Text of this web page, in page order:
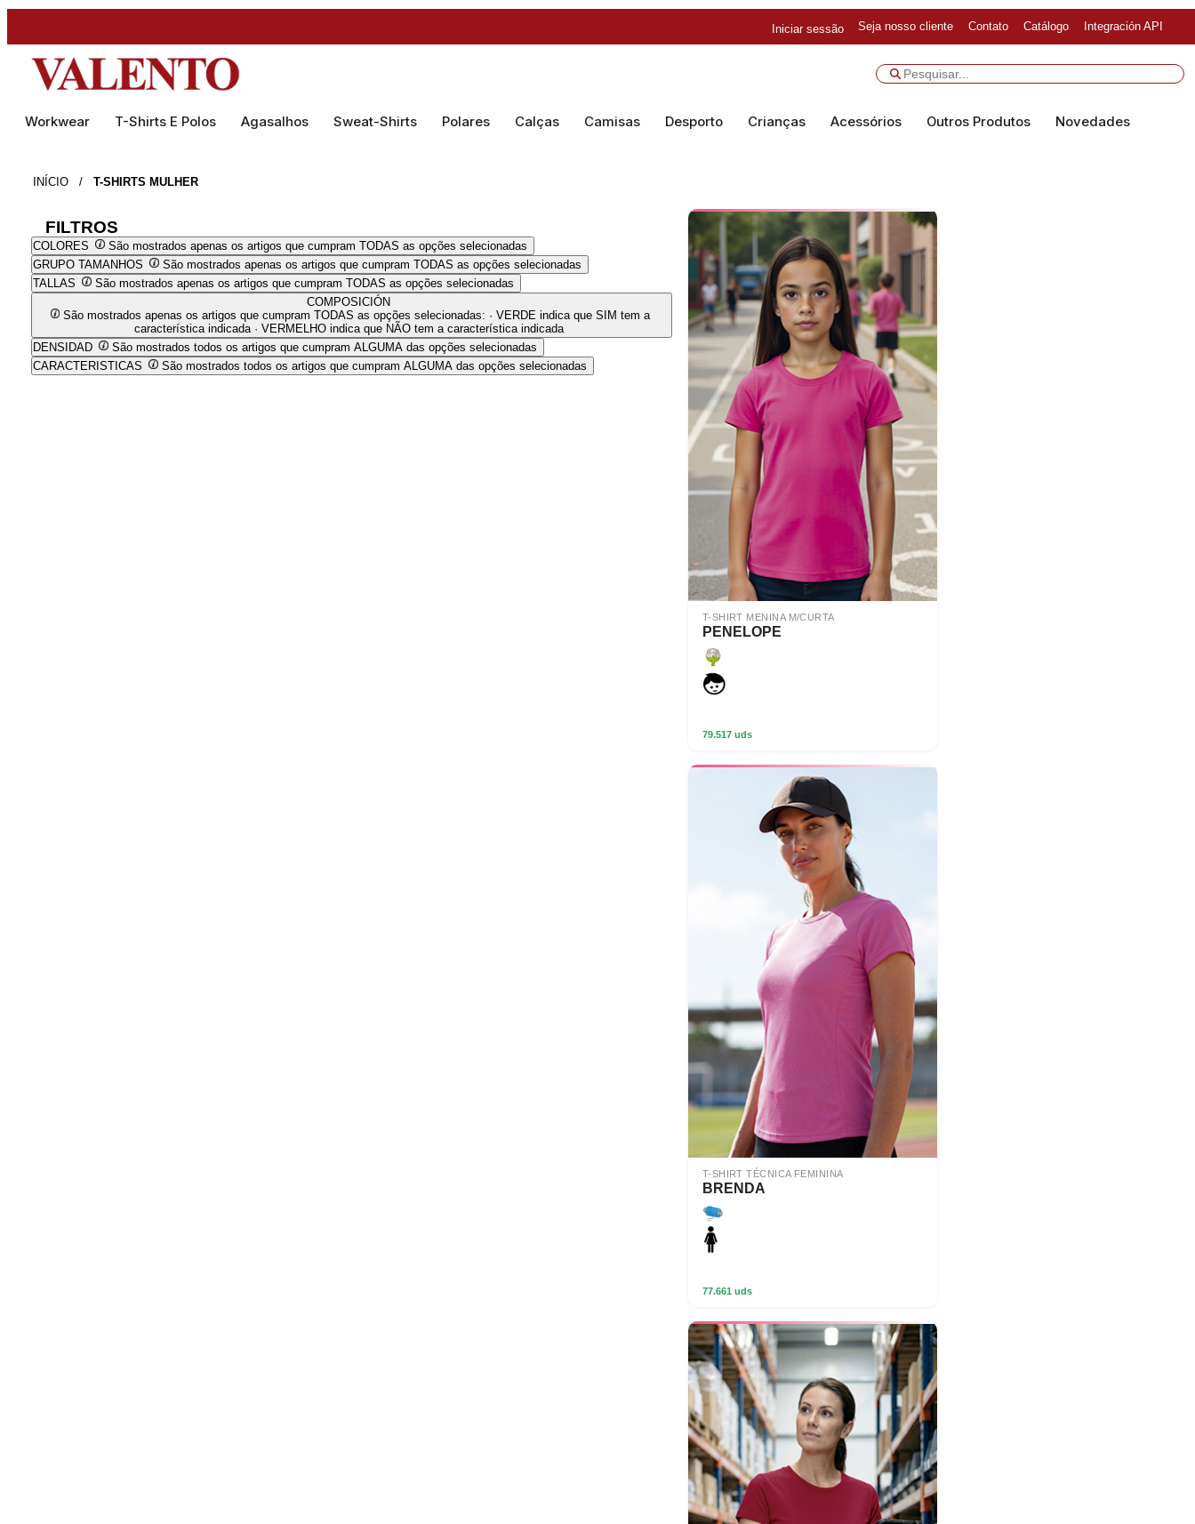
Iniciar sessão Seja nosso cliente Contato Catálogo Integración API
Workwear T-Shirts E Polos Agasalhos Sweat-Shirts Polares Calças Camisas Desporto Crianças Acessórios Outros Produtos Novedades
INÍCIO / T-SHIRTS MULHER
FILTROS
COLORES
São mostrados apenas os artigos que cumpram TODAS as opções selecionadas
GRUPO TAMANHOS
São mostrados apenas os artigos que cumpram TODAS as opções selecionadas
TALLAS
São mostrados apenas os artigos que cumpram TODAS as opções selecionadas
COMPOSICIÓN
São mostrados apenas os artigos que cumpram TODAS as opções selecionadas: · VERDE indica que SIM tem a
característica indicada · VERMELHO indica que NÃO tem a característica indicada
DENSIDAD
São mostrados todos os artigos que cumpram ALGUMA das opções selecionadas
CARACTERISTICAS
São mostrados todos os artigos que cumpram ALGUMA das opções selecionadas
T-SHIRT MENINA M/CURTA
PENELOPE
79.517 uds
T-SHIRT TÉCNICA FEMININA
BRENDA
77.661 uds